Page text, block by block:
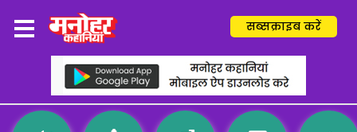
सब्सक्राइब करें